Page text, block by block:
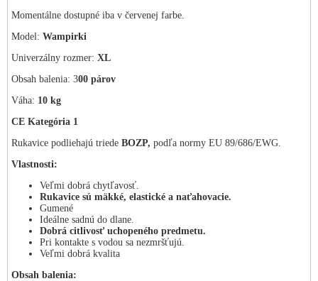
Momentálne dostupné iba v červenej farbe.
Model: Wampirki
Univerzálny rozmer: XL
Obsah balenia: 300 párov
Váha: 10 kg
CE Kategória 1
Rukavice podliehajú triede BOZP, podľa normy EU 89/686/EWG.
Vlastnosti:
Veľmi dobrá chytľavosť.
Rukavice sú mäkké, elastické a naťahovacie.
Gumené
Ideálne sadnú do dlane.
Dobrá citlivosť uchopeného predmetu.
Pri kontakte s vodou sa nezmršťujú.
Veľmi dobrá kvalita
Obsah balenia: